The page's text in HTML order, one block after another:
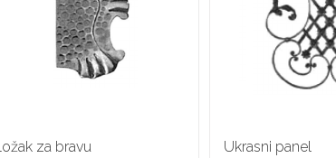
za bravu Ukrasni panel